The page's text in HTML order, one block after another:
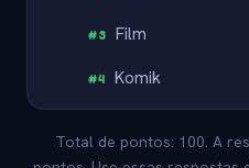
#3 Film
#4 Komik
Total de pontos: 100. A